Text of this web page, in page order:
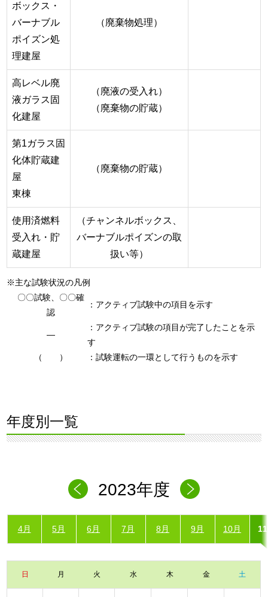
ボックス・
バーナブル
ポイズン処
理建屋
（廃棄物処理）
高レベル廃
液ガラス固
化建屋
（廃液の受入れ）
（廃棄物の貯蔵）
第1ガラス固
化体貯蔵建
屋
東棟
（廃棄物の貯蔵）
使用済燃料
受入れ・貯
蔵建屋
（チャンネルボックス、
バーナブルポイズンの取
扱い等）
※主な試験状況の凡例
〇〇試験、〇〇確
認
：アクティブ試験中の項目を示す
―
：アクティブ試験の項目が完了したことを示
す
（ ）
：試験運転の一環として行うものを示す
年度別一覧
2023年度
4月 5月 6月 7月 8月 9月 10月
日 月 火 水 木 金 土